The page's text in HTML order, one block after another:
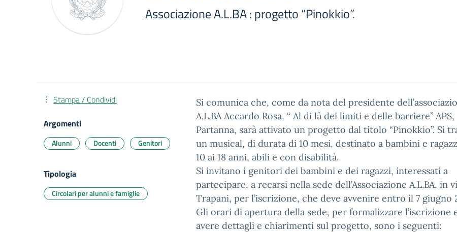
Associazione A.L.BA : progetto “Pinokkio”.
Si comunica che, come da nota del presidente
A.L.BA Accardo Rosa, “ Al di là dei limiti e delle barriere” APS,
Partanna, sarà attivato un progetto dal titolo “Pinokkio”. Si
un musical, di durata di 10 mesi, destinato a bambini e
10 ai 18 anni, abili e con disabilità.
Si invitano i genitori dei bambini e dei ragazzi, interessati a
partecipare, a recarsi nella sede dell’Associazione A.L.BA, in
Trapani, per l’iscrizione, che deve avvenire entro il 7 giugno
Gli orari di apertura della sede, per formalizzare l’iscrizione
avere dettagli e chiarimenti sul progetto, sono i seguenti:
Stampa / Condividi
Argomenti
Alunni Docenti Genitori
Tipologia
Circolari per alunni e famiglie